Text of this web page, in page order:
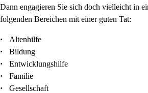
Dann engagieren Sie sich doch vielleicht in
folgenden Bereichen mit einer guten Tat:
·
Altenhilfe
·
Bildung
·
Entwicklungshilfe
·
Familie
·
Gesellschaft